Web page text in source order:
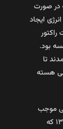
در صورت
ایجاد
بود.
به ایران آمدند تا
هسته
موجب
افزایش نوآوری درون زا گردید. اما در سال ۱۳۹۷ که